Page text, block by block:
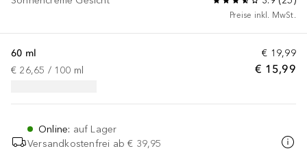
Preise inkl. MwSt.
€ 19,99
€ 15,99
60 ml
€ 26,65 / 100 ml
Online: auf Lager
Versandkostenfrei ab € 39,95